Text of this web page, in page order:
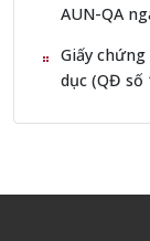
AUN-QA
Giấy
dục (QĐ số